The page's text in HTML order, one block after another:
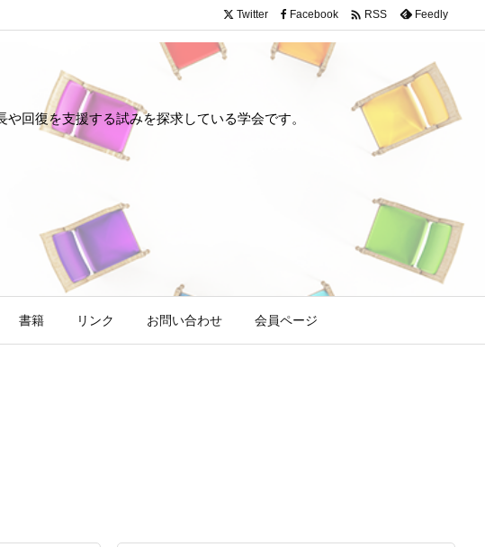
回復を支援する試みを探求している学会です。
書籍 リンク お問い合わせ 会員ページ
Twitter Facebook  RSS Feedly